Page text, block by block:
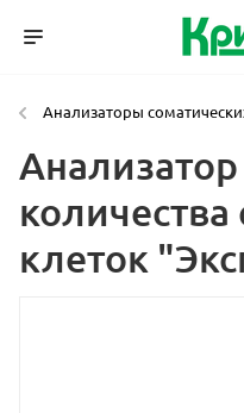
Анализаторы
клеток